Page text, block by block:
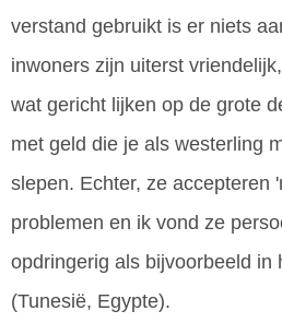
verstand gebruikt is er niets
inwoners zijn uiterst
wat gericht lijken op de grote
met geld die je als westerling
slepen. Echter, ze accepteren
problemen en ik vond ze
opdringerig als bijvoorbeeld in
(Tunesië, Egypte).